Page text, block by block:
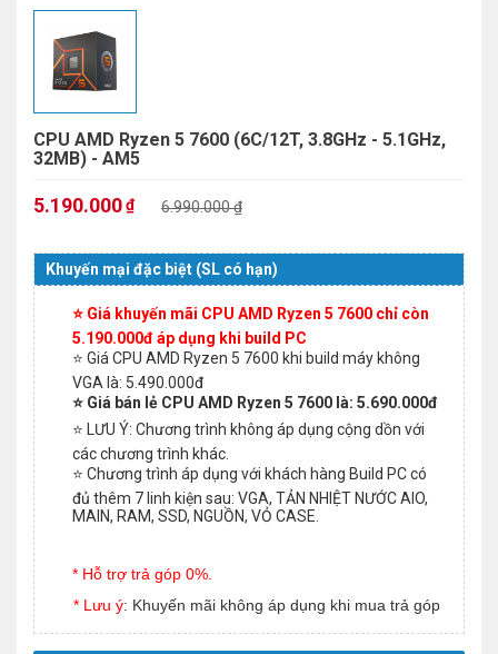
CPU AMD Ryzen 5 7600 (6C/12T, 3.8GHz - 5.1GHz,
32MB) - AM5
5.190.000₫ 6.990.000 ₫
Khuyến mại đặc biệt (SL có hạn)
⭐ Giá khuyến mãi CPU AMD Ryzen 5 7600 chỉ còn
5.190.000đ áp dụng khi build PC
⭐ Giá CPU AMD Ryzen 5 7600 khi build máy không
VGA là: 5.490.000đ
⭐ Giá bán lẻ CPU AMD Ryzen 5 7600 là: 5.690.000đ
⭐ LƯU Ý: Chương trình không áp dụng cộng dồn với
các chương trình khác.
⭐ Chương trình áp dụng với khách hàng Build PC có
đủ thêm 7 linh kiện sau: VGA, TẢN NHIỆT NƯỚC AIO,
MAIN, RAM, SSD, NGUỒN, VỎ CASE.
* Hỗ trợ trả góp 0%.
* Lưu ý: Khuyến mãi không áp dụng khi mua trả góp